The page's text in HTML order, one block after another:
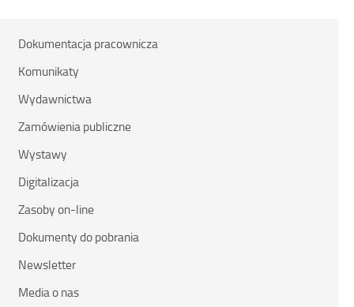
Dokumentacja pracownicza
Komunikaty
Wydawnictwa
Zamówienia publiczne
Wystawy
Digitalizacja
Zasoby on-line
Dokumenty do pobrania
Newsletter
Media o nas